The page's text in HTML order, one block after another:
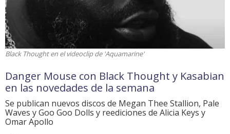
Black Thought en el videoclip de 'Aquamarine'
Danger Mouse con Black Thought y Kasabian
en las novedades de la semana
Se publican nuevos discos de Megan Thee Stallion, Pale
Waves y Goo Goo Dolls y reediciones de Alicia Keys y
Omar Apollo